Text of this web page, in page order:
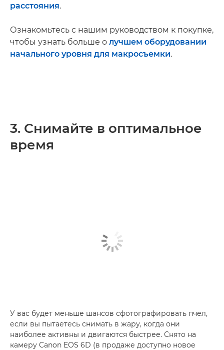
расстояния.
Ознакомьтесь с нашим руководством к покупке,
чтобы узнать больше о лучшем оборудовании
начального уровня для макросъемки.
3. Снимайте в оптимальное
время
У вас будет меньше шансов сфотографировать пчел,
если вы пытаетесь снимать в жару, когда они
наиболее активны и двигаются быстрее. Снято на
камеру Canon EOS 6D (в продаже доступно новое